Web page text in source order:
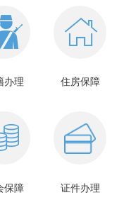
办理 住房保障
保障 证件办理